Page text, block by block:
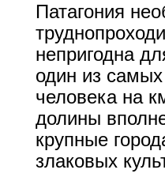
Патагония
непригодна
один из самых
человека на
долины
крупные
злаковых